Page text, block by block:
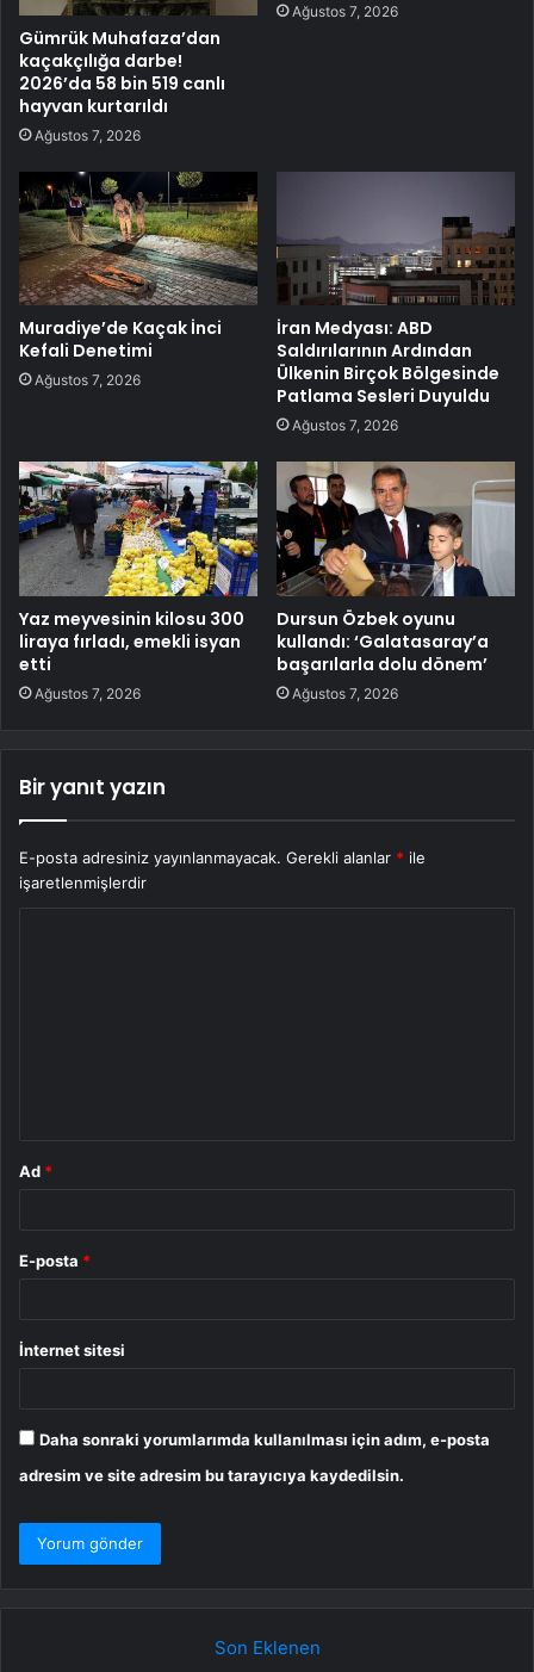
Gümrük Muhafaza’dan
kaçakçılığa darbe!
2026’da 58 bin 519 canlı
hayvan kurtarıldı
Ağustos 7, 2026
Ağustos 7, 2026
Muradiye’de Kaçak İnci
Kefali Denetimi
Ağustos 7, 2026
İran Medyası: ABD
Saldırılarının Ardından
Ülkenin Birçok Bölgesinde
Patlama Sesleri Duyuldu
Ağustos 7, 2026
Yaz meyvesinin kilosu 300
liraya fırladı, emekli isyan
etti
Ağustos 7, 2026
Dursun Özbek oyunu
kullandı: ‘Galatasaray’a
başarılarla dolu dönem’
Ağustos 7, 2026
Bir yanıt yazın
E-posta adresiniz yayınlanmayacak. Gerekli alanlar * ile
işaretlenmişlerdir
Ad *
E-posta *
İnternet sitesi
Daha sonraki yorumlarımda kullanılması için adım, e-posta
adresim ve site adresim bu tarayıcıya kaydedilsin.
Son Eklenen